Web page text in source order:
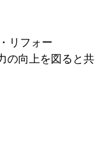
リフォー
の向上を図ると共